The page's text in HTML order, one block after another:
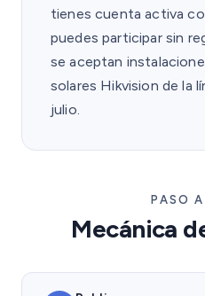
tienes cuenta activa
puedes participar sin
se aceptan
solares Hikvision de la
julio.
PASO
Mecánica